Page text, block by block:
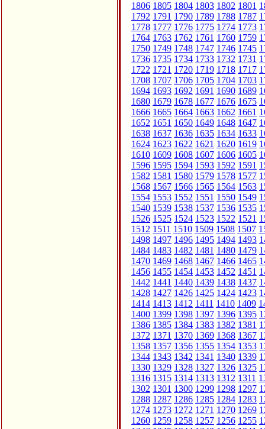
1806 1805 1804 1803 1802 1801
1792 1791 1790 1789 1788 1787
1778 1777 1776 1775 1774 1773
1764 1763 1762 1761 1760 1759
1750 1749 1748 1747 1746 1745
1736 1735 1734 1733 1732 1731
1722 1721 1720 1719 1718 1717
1708 1707 1706 1705 1704 1703
1694 1693 1692 1691 1690 1689
1680 1679 1678 1677 1676 1675
1666 1665 1664 1663 1662 1661
1652 1651 1650 1649 1648 1647
1638 1637 1636 1635 1634 1633
1624 1623 1622 1621 1620 1619
1610 1609 1608 1607 1606 1605
1596 1595 1594 1593 1592 1591
1582 1581 1580 1579 1578 1577
1568 1567 1566 1565 1564 1563
1554 1553 1552 1551 1550 1549
1540 1539 1538 1537 1536 1535
1526 1525 1524 1523 1522 1521
1512 1511 1510 1509 1508 1507
1498 1497 1496 1495 1494 1493
1484 1483 1482 1481 1480 1479
1470 1469 1468 1467 1466 1465
1456 1455 1454 1453 1452 1451
1442 1441 1440 1439 1438 1437
1428 1427 1426 1425 1424 1423
1414 1413 1412 1411 1410 1409
1400 1399 1398 1397 1396 1395
1386 1385 1384 1383 1382 1381
1372 1371 1370 1369 1368 1367
1358 1357 1356 1355 1354 1353
1344 1343 1342 1341 1340 1339
1330 1329 1328 1327 1326 1325
1316 1315 1314 1313 1312 1311
1302 1301 1300 1299 1298 1297
1288 1287 1286 1285 1284 1283
1274 1273 1272 1271 1270 1269
1260 1259 1258 1257 1256 1255